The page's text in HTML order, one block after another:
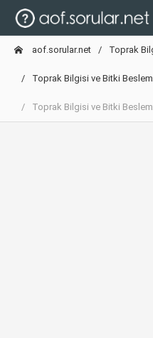
aof.sorular.net Toprak
Toprak Bilgisi ve Bitki
Toprak Bilgisi ve Bitki